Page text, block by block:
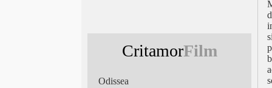
CritamorFilm
Odissea